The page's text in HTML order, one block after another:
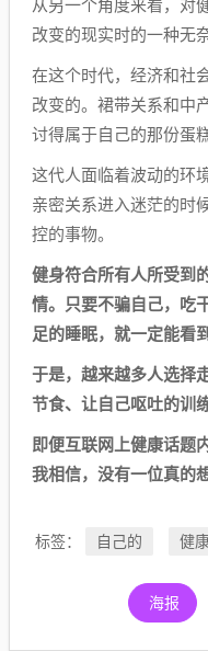
从另一个角度来看，对
改变的现实时的一种无
在这个时代，经济和社
改变的。裙带关系和中
讨得属于自己的那份蛋
这代人面临着波动的环
亲密关系进入迷茫的时
控的事物。
健身符合所有人所受到
情。只要不骗自己，吃
足的睡眠，就一定能看
于是，越来越多人选择
节食、让自己呕吐的训
即便互联网上健康话题
我相信，没有一位真的
标签： 自己的 健
海报